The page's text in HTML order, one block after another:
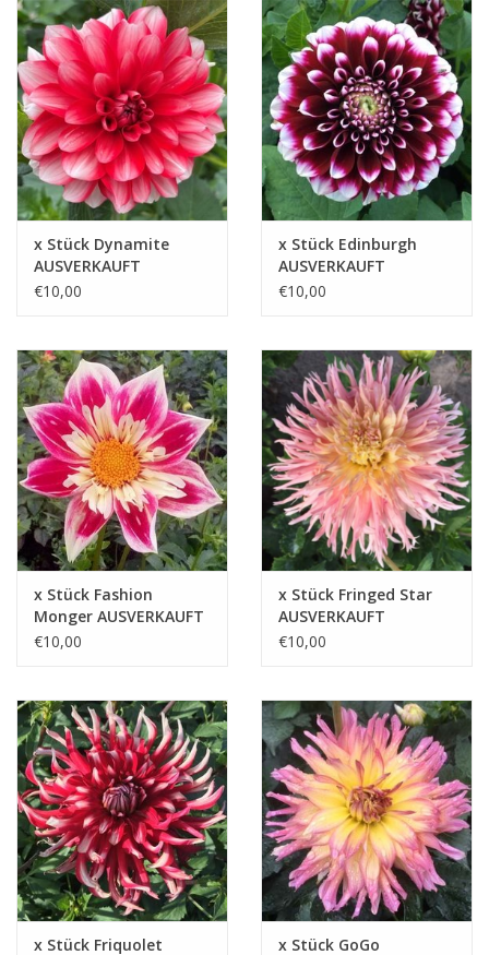
x Stück Dynamite
AUSVERKAUFT
€10,00
x Stück Edinburgh
AUSVERKAUFT
€10,00
x Stück Fashion
Monger AUSVERKAUFT
€10,00
x Stück Fringed Star
AUSVERKAUFT
€10,00
x Stück Friquolet x Stück GoGo